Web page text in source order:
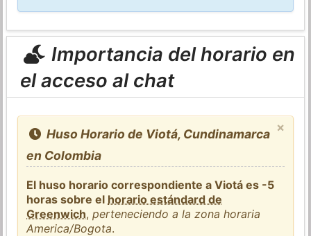
Importancia del horario en
el acceso al chat
×
Huso Horario de Viotá, Cundinamarca
en Colombia
El huso horario correspondiente a Viotá es -5
horas sobre el horario estándard de
Greenwich,perteneciendo a la zona horaria
America/Bogota.